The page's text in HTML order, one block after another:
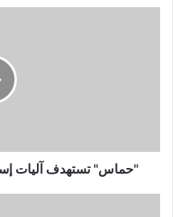
"حماس" تستهدف آليات